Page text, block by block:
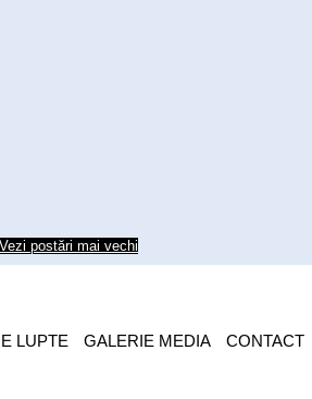
Vezi postări mai vechi
LUPTE GALERIE MEDIA CONTACT